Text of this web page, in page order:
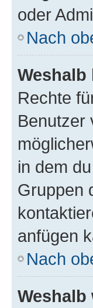
oder
Nach
Weshalb
Rechte
Benutzer
in dem
Gruppen
anfügen
Nach